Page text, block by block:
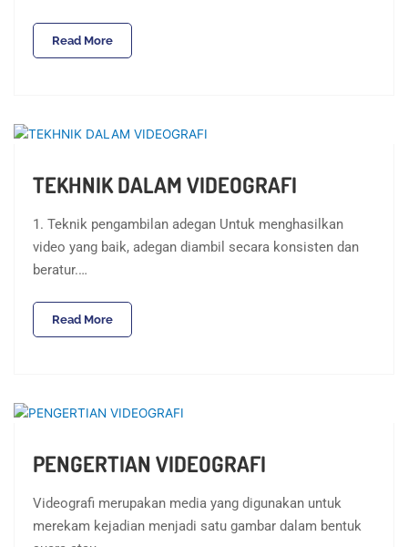
Read More
TEKHNIK DALAM VIDEOGRAFI
1. Teknik pengambilan adegan Untuk menghasilkan
video yang baik, adegan diambil secara konsisten dan
beratur.…
Read More
PENGERTIAN VIDEOGRAFI
Videografi merupakan media yang digunakan untuk
merekam kejadian menjadi satu gambar dalam bentuk